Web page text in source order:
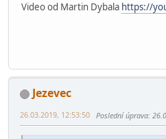
Video od Martin Dybala https://
Jezevec
26.03.2019, 12:53:50 Poslední úprava: